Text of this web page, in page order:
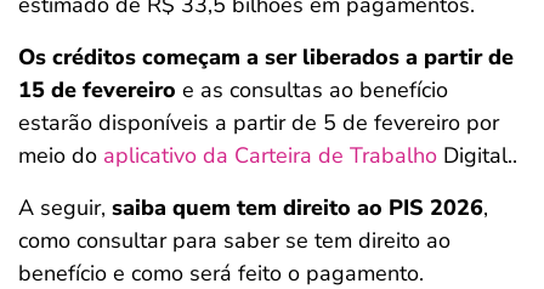
Os créditos começam a ser liberados a partir de
15 de fevereiro e as consultas ao benefício
estarão disponíveis a partir de 5 de fevereiro por
meio do aplicativo da Carteira de Trabalho Digital..
A seguir, saiba quem tem direito ao PIS 2026,
como consultar para saber se tem direito ao
benefício e como será feito o pagamento.